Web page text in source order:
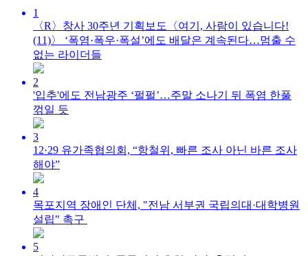
1
〈R〉창사 30주년 기획보도〈여기, 사람이 있습니다!
(11)〉 ‘폭염·폭우·폭설’에도 배달은 계속된다…멈출 수
없는 라이더들
2
'입추'에도 전남광주 ‘펄펄’…주말 소나기 뒤 폭염 한풀
꺾일 듯
3
12·29 유가족협의회, “항철위, 빠른 조사 아닌 바른 조사
해야”
4
목포지역 장애인 단체, "전남 서부권 국립의대·대학병원
설립" 촉구
5